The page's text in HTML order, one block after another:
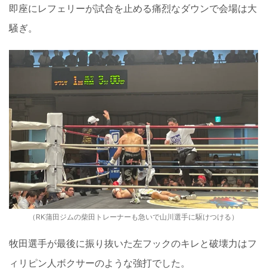
即座にレフェリーが試合を止める痛烈なダウンで会場は大
騒ぎ。
（RK蒲田ジムの柴田トレーナーも急いで山川選手に駆けつける）
牧田選手が最後に振り抜いた左フックのキレと破壊力はフ
ィリピン人ボクサーのような強打でした。